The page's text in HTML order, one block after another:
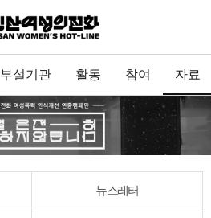
부설기관 활동 참여 자료
뉴스레터